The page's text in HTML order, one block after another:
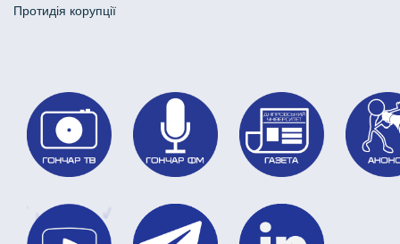
Протидія корупції